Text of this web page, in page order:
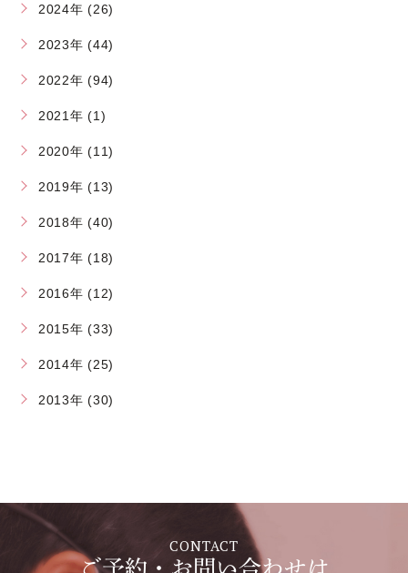
2024年 (26)
2023年 (44)
2022年 (94)
2021年 (1)
2020年 (11)
2019年 (13)
2018年 (40)
2017年 (18)
2016年 (12)
2015年 (33)
2014年 (25)
2013年 (30)
CONTACT
ご予約・お問い合わせは